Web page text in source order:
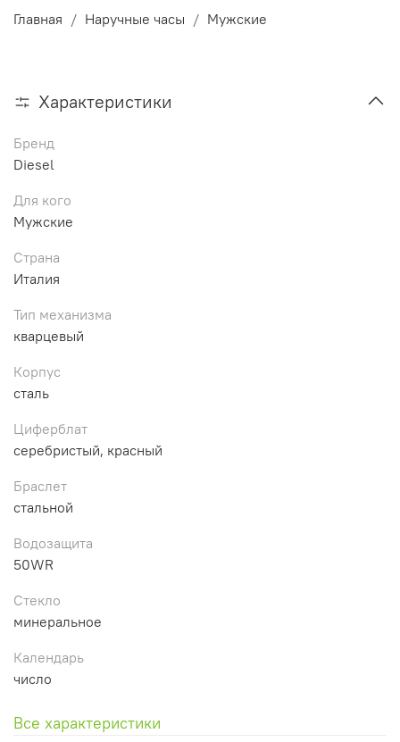
Главная Наручные часы Мужские
Характеристики
Бренд
Diesel
Для кого
Мужские
Страна
Италия
Тип механизма
кварцевый
Корпус
сталь
Циферблат
серебристый, красный
Браслет
стальной
Водозащита
50WR
Стекло
минеральное
Календарь
число
Все характеристики